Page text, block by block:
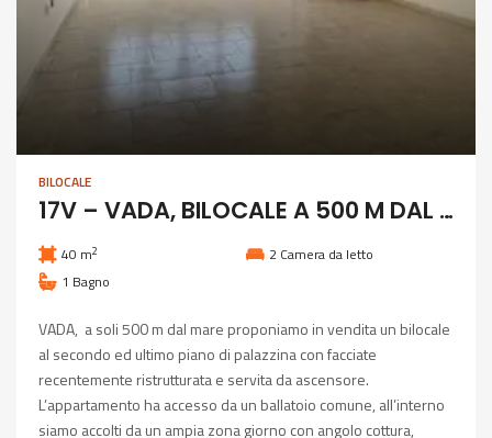
BILOCALE
17V – VADA, BILOCALE A 500 M DAL MARE
40 m2 2 Camera da letto
1 Bagno
VADA, a soli 500 m dal mare proponiamo in vendita un bilocale
al secondo ed ultimo piano di palazzina con facciate
recentemente ristrutturata e servita da ascensore.
L’appartamento ha accesso da un ballatoio comune, all’interno
siamo accolti da un ampia zona giorno con angolo cottura,